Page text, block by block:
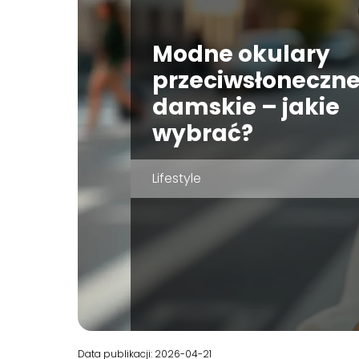
Modne okulary
damskie – jakie
wybrać?
Lifestyle
Data publikacji: 2026-04-21